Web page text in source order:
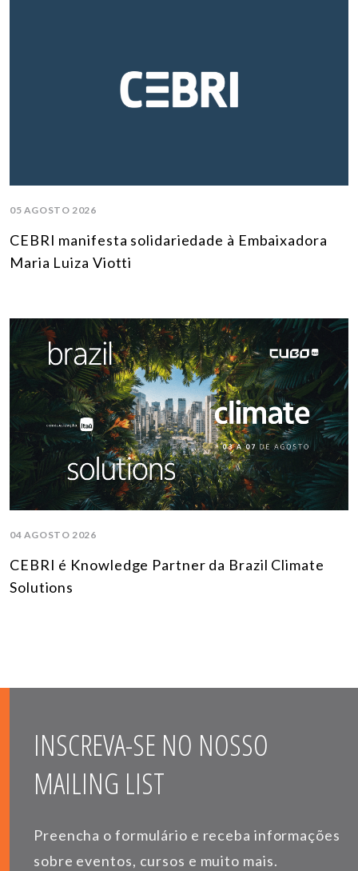
05 AGOSTO 2026
CEBRI manifesta solidariedade à Embaixadora
Maria Luiza Viotti
04 AGOSTO 2026
CEBRI é Knowledge Partner da Brazil Climate
Solutions
INSCREVA-SE NO NOSSO
MAILING LIST
Preencha o formulário e receba informações
sobre eventos, cursos e muito mais.